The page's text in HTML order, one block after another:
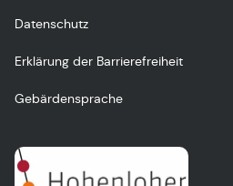
Datenschutz
Erklärung der Barrierefreiheit
Gebärdensprache